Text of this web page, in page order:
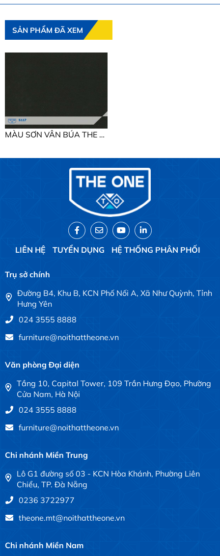
SẢN PHẨM ĐÃ XEM
MÀU SƠN VÂN BÚA THE ONE MÀU SƠN VÂN BÚA
LIÊN HỆ TUYỂN DỤNG HỆ THỐNG PHÂN PHỐI
Trụ sở chính
Đường B4, Khu B, KCN Phố Nối A, Xã Như Quỳnh, Tỉnh
Hưng Yên
024 3555 8888
furniture@noithattheone.vn
Văn phòng Đại diện
Tầng 10, Capital Tower, 109 Trần Hưng Đạo, Phường
Cửa Nam, Hà Nội
024 3555 8888
furniture@noithattheone.vn
Chi nhánh Miền Trung
Lô G1 đường số 03 - KCN Hòa Khánh, Phường Liên
Chiểu, TP. Đà Nẵng
0236 3722977
theone.mt@noithattheone.vn
Chi nhánh Miền Nam